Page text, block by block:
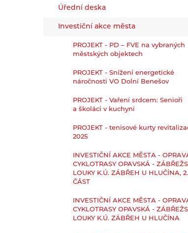
Úřední deska
Investiční akce města
PROJEKT - PD – FVE na vybraných
městských objektech
PROJEKT - Snížení energetické
náročnosti VO Dolní Benešov
PROJEKT - Vaření srdcem: Senioři
a školáci v kuchyni
PROJEKT - tenisové kurty
2025
INVESTIČNÍ AKCE MĚSTA -
CYKLOTRASY OPAVSKÁ -
LOUKY K.Ú. ZÁBŘEH U HLUČÍNA, 2.
ČÁST
INVESTIČNÍ AKCE MĚSTA -
CYKLOTRASY OPAVSKÁ -
LOUKY K.Ú. ZÁBŘEH U HLUČÍNA